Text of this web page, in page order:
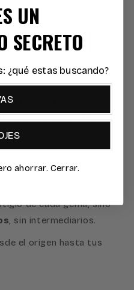
del
del Diamante de
Gemológico Español
mercados de origen, lo
selección de
de la más alta calidad.
garantizamos no
de cada gema, sino
, sin intermediarios.
el origen hasta tus
UN
SECRETO
¿qué estas buscando?
ahorrar. Cerrar.